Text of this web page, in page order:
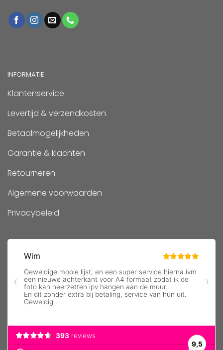
INFORMATIE
Klantenservice
Levertijd & verzendkosten
Betaalmogelijkheden
Garantie & klachten
Retourneren
Algemene voorwaarden
Privacybeleid